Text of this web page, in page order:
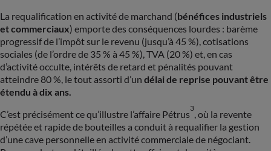
La requalification en activité de marchand (bénéfices industriels
et commerciaux) emporte des conséquences lourdes : barème
progressif de l’impôt sur le revenu (jusqu’à 45 %), cotisations
sociales (de l’ordre de 35 % à 45 %), TVA (20 %) et, en cas
d’activité occulte, intérêts de retard et pénalités pouvant
atteindre 80 %, le tout assorti d’un délai de reprise pouvant être
étendu à dix ans.
C’est précisément ce qu’illustre l’affaire Pétrus
3
, où la revente
répétée et rapide de bouteilles a conduit à requalifier la gestion
d’une cave personnelle en activité commerciale de négociant.